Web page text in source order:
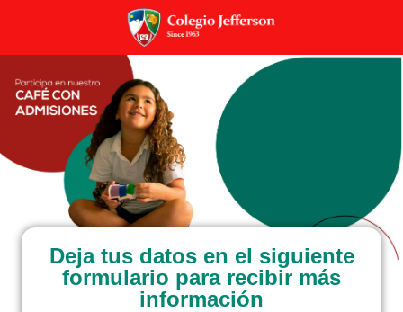
Deja tus datos en el siguiente
formulario para recibir más
información